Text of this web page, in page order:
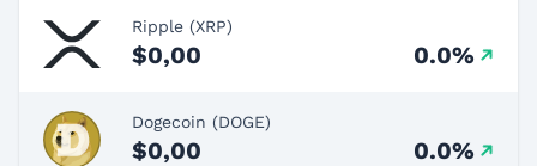
Ripple (XRP)
$0,00 0.0%
Dogecoin (DOGE)
$0,00 0.0%